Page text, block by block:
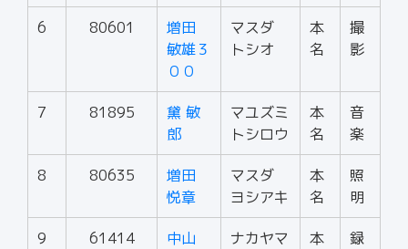
6 80601
増田
敏雄３
００
マスダ
トシオ
本
名
撮
影
7 81895
黛 敏
郎
マユズミ
トシロウ
本
名
音
楽
8 80635
増田
悦章
マスダ
ヨシアキ
本
名
照
明
9 61414
中山
ナカヤマ
本
録